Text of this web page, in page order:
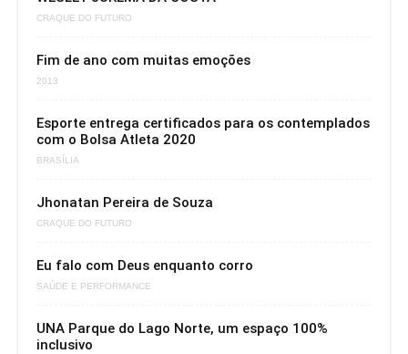
CRAQUE DO FUTURO
Fim de ano com muitas emoções
2013
Esporte entrega certificados para os contemplados
com o Bolsa Atleta 2020
BRASÍLIA
Jhonatan Pereira de Souza
CRAQUE DO FUTURO
Eu falo com Deus enquanto corro
SAÚDE E PERFORMANCE
UNA Parque do Lago Norte, um espaço 100%
inclusivo